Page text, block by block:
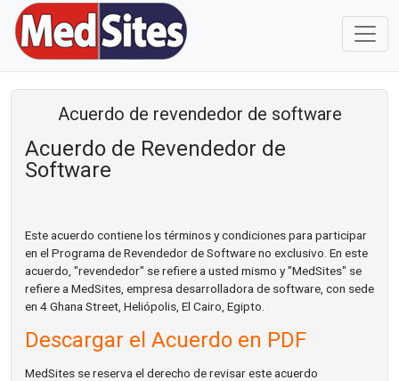
Acuerdo de revendedor de software
Acuerdo de Revendedor de
Software
Este acuerdo contiene los términos y condiciones para participar
en el Programa de Revendedor de Software no exclusivo. En este
acuerdo, "revendedor" se refiere a usted mismo y "MedSites" se
refiere a MedSites, empresa desarrolladora de software, con sede
en 4 Ghana Street, Heliópolis, El Cairo, Egipto.
Descargar el Acuerdo en PDF
MedSites se reserva el derecho de revisar este acuerdo